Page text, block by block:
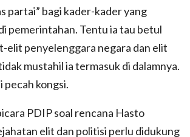
partai” bagi kader-kader yang
pemerintahan. Tentu ia tau betul
elit penyelenggara negara dan elit
mustahil ia termasuk di dalamnya.
pecah kongsi.
PDIP soal rencana Hasto
elit dan politisi perlu didukung